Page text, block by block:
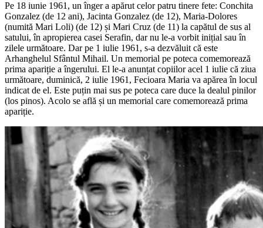
Pe 18 iunie 1961, un înger a apărut celor patru tinere fete: Conchita
Gonzalez (de 12 ani), Jacinta Gonzalez (de 12), Maria-Dolores
(numită Mari Loli) (de 12) și Mari Cruz (de 11) la capătul de sus al
satului, în apropierea casei Serafin, dar nu le-a vorbit inițial sau în
zilele următoare. Dar pe 1 iulie 1961, s-a dezvăluit că este
Arhanghelul Sfântul Mihail. Un memorial pe poteca comemorează
prima apariție a îngerului. El le-a anunțat copiilor acel 1 iulie că ziua
următoare, duminică, 2 iulie 1961, Fecioara Maria va apărea în locul
indicat de el. Este puțin mai sus pe poteca care duce la dealul pinilor
(los pinos). Acolo se află și un memorial care comemorează prima
apariție.